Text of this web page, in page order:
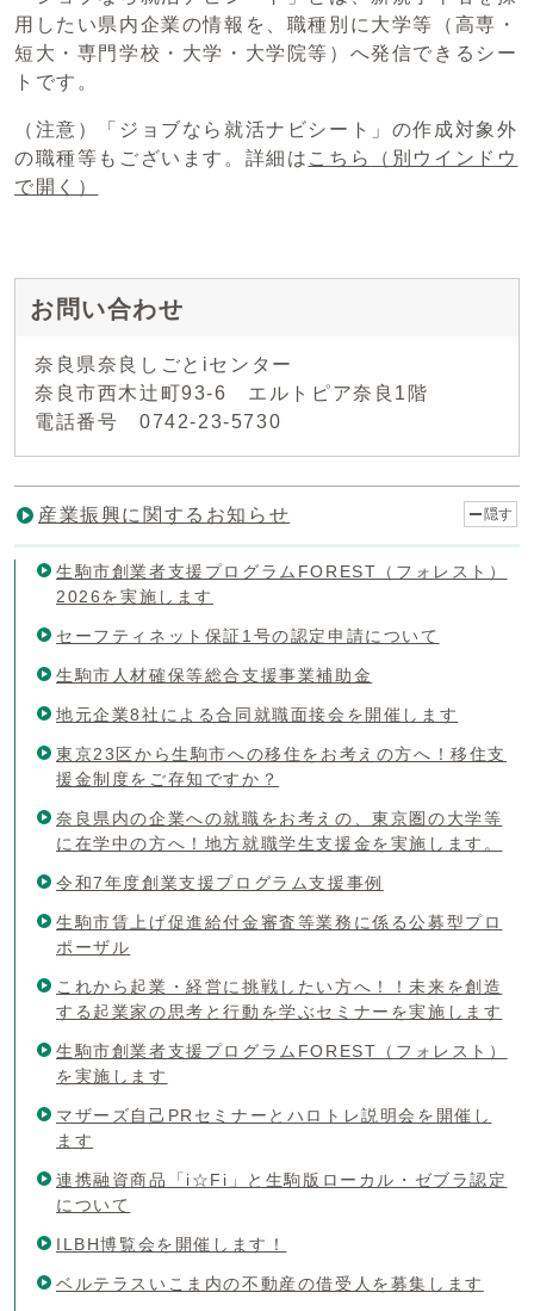
用したい県内企業の情報を、職種別に大学等（高専・
短大・専門学校・大学・大学院等）へ発信できるシー
トです。
（注意）「ジョブなら就活ナビシート」の作成対象外
の職種等もございます。詳細は こちら
（別ウインドウ
で開く）
お問い合わせ
奈良県奈良しごとiセンター
奈良市西木辻町93-6 エルトピア奈良1階
電話番号 0742-23-5730
産業振興に関するお知らせ 隠す
生駒市創業者支援プログラムFOREST（フォレスト）
2026を実施します
セーフティネット保証1号の認定申請について
生駒市人材確保等総合支援事業補助金
地元企業8社による合同就職面接会を開催します
東京23区から生駒市への移住をお考えの方へ！移住支
援金制度をご存知ですか？
奈良県内の企業への就職をお考えの、東京圏の大学等
に在学中の方へ！地方就職学生支援金を実施します。
令和7年度創業支援プログラム支援事例
生駒市賃上げ促進給付金審査等業務に係る公募型プロ
ポーザル
これから起業・経営に挑戦したい方へ！！未来を創造
する起業家の思考と行動を学ぶセミナーを実施します
生駒市創業者支援プログラムFOREST（フォレスト）
を実施します
マザーズ自己PRセミナーとハロトレ説明会を開催し
ます
連携融資商品「i☆Fi」と生駒版ローカル・ゼブラ認定
について
ILBH博覧会を開催します！
ベルテラスいこま内の不動産の借受人を募集します